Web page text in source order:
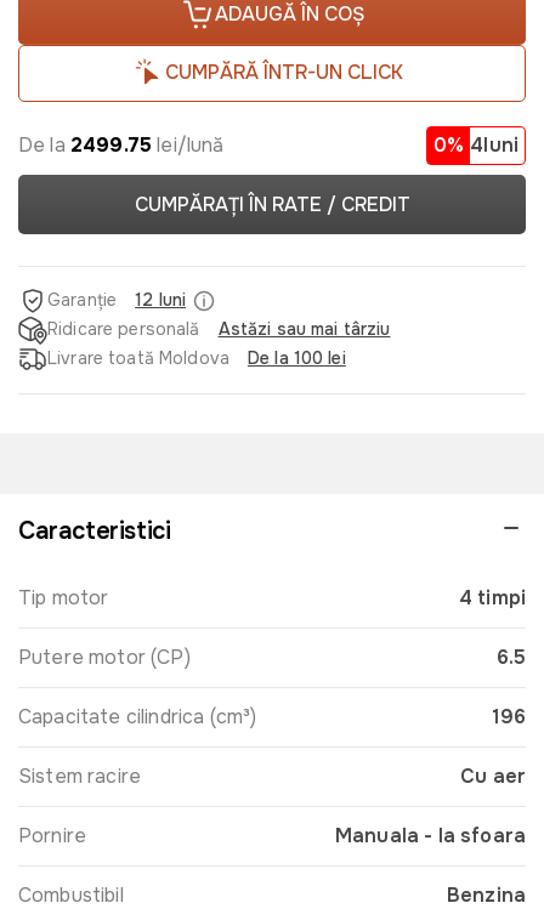
ADAUGĂ ÎN COȘ
CUMPĂRĂ ÎNTR-UN CLICK
De la 2499.75 lei/lună 0% 4luni
CUMPĂRAȚI ÎN RATE / CREDIT
Garanție
12 luni
Ridicare personală
Astăzi sau mai târziu
Livrare toată Moldova
De la 100 lei
Caracteristici
Tip motor 4 timpi
Putere motor (CP) 6.5
Capacitate cilindrica (cm³) 196
Sistem racire Cu aer
Pornire Manuala - la sfoara
Combustibil Benzina